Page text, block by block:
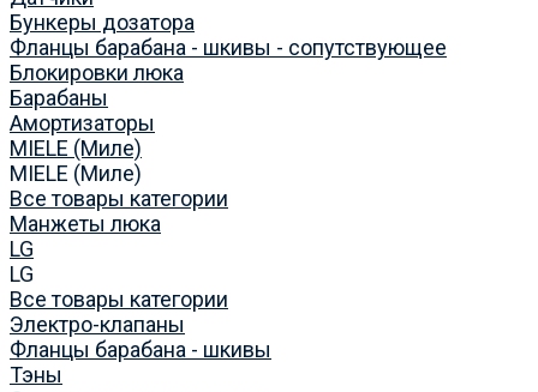
Бункеры дозатора
Фланцы барабана - шкивы - сопутствующее
Блокировки люка
Барабаны
Амортизаторы
MIELE (Миле)
MIELE (Миле)
Все товары категории
Манжеты люка
LG
LG
Все товары категории
Электро-клапаны
Фланцы барабана - шкивы
Тэны